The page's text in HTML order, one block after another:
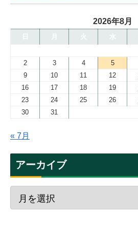
2026年8月
日 火 水
2
3 4 5
9
10 11 12
16
17 18 19
23
24 25 26
30
31
« 7月
アーカイブ